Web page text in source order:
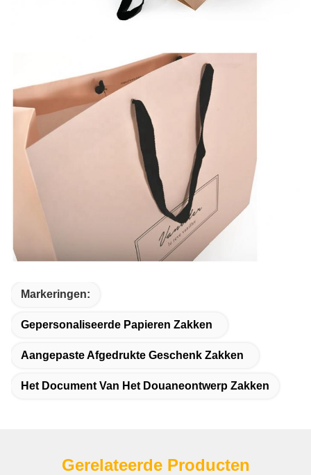
Markeringen:
Gepersonaliseerde Papieren Zakken
Aangepaste Afgedrukte Geschenk Zakken
Het Document Van Het Douaneontwerp Zakken
Gerelateerde Producten